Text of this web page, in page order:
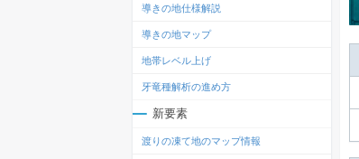
導きの地仕様解説
導きの地マップ
地帯レベル上げ
牙竜種解析の進め方
新要素
渡りの凍て地のマップ情報